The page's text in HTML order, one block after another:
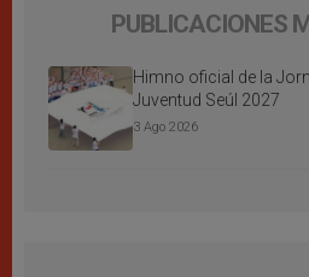
PUBLICACIONES
Himno oficial de la
Juventud Seúl 2027
3 Ago 2026